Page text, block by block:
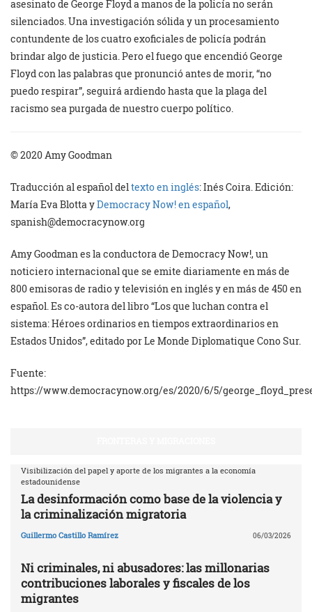
asesinato de George Floyd a manos de la policía no serán
silenciados. Una investigación sólida y un procesamiento
contundente de los cuatro exoficiales de policía podrán
brindar algo de justicia. Pero el fuego que encendió George
Floyd con las palabras que pronunció antes de morir, “no
puedo respirar”, seguirá ardiendo hasta que la plaga del
racismo sea purgada de nuestro cuerpo político.
© 2020 Amy Goodman
Traducción al español deltexto en inglés: Inés Coira. Edición:
María Eva Blotta yDemocracy Now! en español,
spanish@democracynow.org
Amy Goodman es la conductora de Democracy Now!, un
noticiero internacional que se emite diariamente en más de
800 emisoras de radio y televisión en inglés y en más de 450 en
español. Es co-autora del libro “Los que luchan contra el
sistema: Héroes ordinarios en tiempos extraordinarios en
Estados Unidos”, editado por Le Monde Diplomatique Cono Sur.
Fuente:
https://www.democracynow.org/es/2020/6/5/
Visibilización del papel y aporte de los migrantes a la economía
estadounidense
La desinformación como base de la violencia y
la criminalización migratoria
Guillermo Castillo Ramírez 06/03/2026
Ni criminales, ni abusadores: las millonarias
contribuciones laborales y fiscales de los
migrantes